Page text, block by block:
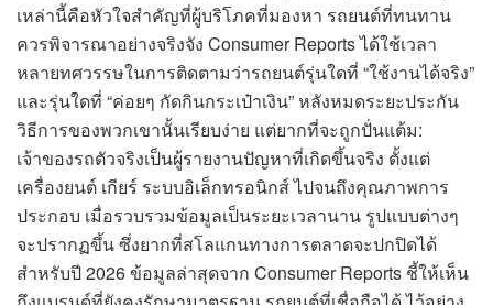
เหล่านี้คือหัวใจสำคัญที่ผู้บริโภคที่มองหา รถยนต์ที่ทนทาน
ควรพิจารณาอย่างจริงจัง Consumer Reports ได้ใช้เวลา
หลายทศวรรษในการติดตามว่ารถยนต์รุ่นใดที่ “ใช้งานได้จริง”
และรุ่นใดที่ “ค่อยๆ กัดกินกระเป๋าเงิน” หลังหมดระยะประกัน
วิธีการของพวกเขานั้นเรียบง่าย แต่ยากที่จะถูกปั่นแต้ม:
เจ้าของรถตัวจริงเป็นผู้รายงานปัญหาที่เกิดขึ้นจริง ตั้งแต่
เครื่องยนต์ เกียร์ ระบบอิเล็กทรอนิกส์ ไปจนถึงคุณภาพการ
ประกอบ เมื่อรวบรวมข้อมูลเป็นระยะเวลานาน รูปแบบต่างๆ
จะปรากฏขึ้น ซึ่งยากที่สโลแกนทางการตลาดจะปกปิดได้
สำหรับปี 2026 ข้อมูลล่าสุดจาก Consumer Reports ชี้ให้เห็น